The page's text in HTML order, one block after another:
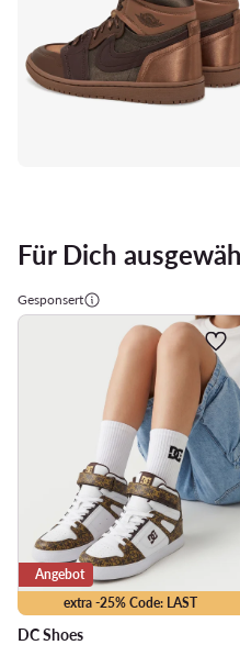
Für Dich
Gesponsert
extra -25% Code: LAST
Angebot
DC Shoes